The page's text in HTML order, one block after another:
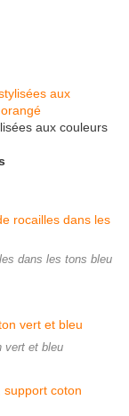
aux couleurs
dans les tons bleu
vert et bleu